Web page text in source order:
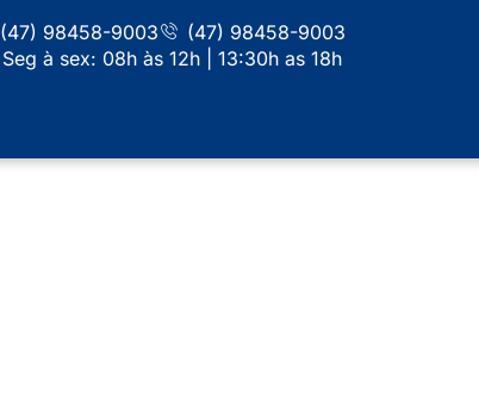
(47) 98458-9003
(47) 98458-9003
Seg à sex: 08h às 12h | 13:30h as 18h